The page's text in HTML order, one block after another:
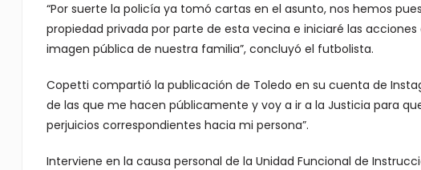
“Por suerte la policía ya tomó cartas en el asunto, nos hemos
propiedad privada por parte de esta vecina e iniciaré las
imagen pública de nuestra familia”, concluyó el futbolista.
Copetti compartió la publicación de Toledo en su cuenta de
de las que me hacen públicamente y voy a ir a la Justicia para
perjuicios correspondientes hacia mi persona”.
Interviene en la causa personal de la Unidad Funcional de